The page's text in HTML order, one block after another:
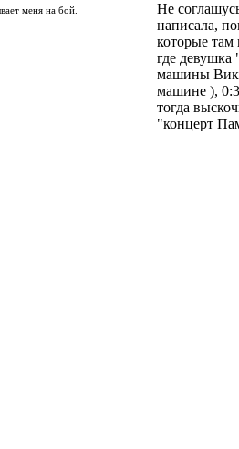
меня на бой.
Не
написала,
которые там
где девушка
машины
машине ),
тогда
"концерт